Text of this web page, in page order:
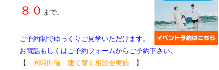
８０ まで。
ご予約制でゆっくりご見学いただけます。
お電話もしくはご予約フォームからご予約下さい。
【 同時開催 建て替え相談会実施 】